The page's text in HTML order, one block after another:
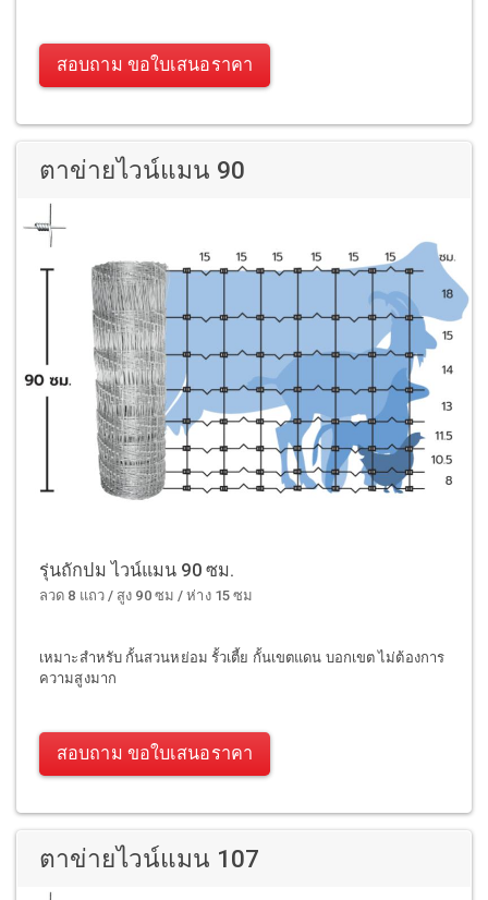
สอบถาม ขอใบเสนอราคา
ตาข่ายไวน์แมน 90
รุ่นถักปม ไวน์แมน 90 ซม.
ลวด 8 แถว / สูง 90 ซม / ห่าง 15 ซม
เหมาะสำหรับ กั้นสวนหย่อม รั้วเตี้ย กั้นเขตแดน บอกเขต ไม่ต้องการ
ความสูงมาก
สอบถาม ขอใบเสนอราคา
ตาข่ายไวน์แมน 107